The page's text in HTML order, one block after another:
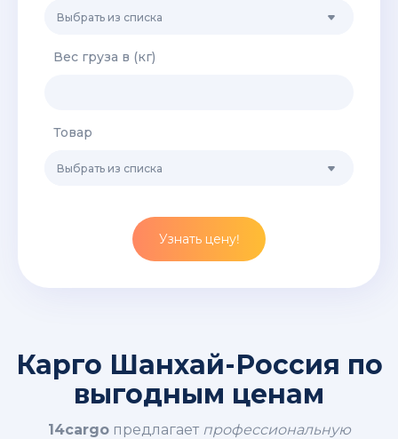
Выбрать из списка
Вес груза в (кг)
Товар
Выбрать из списка
Узнать цену!
Карго Шанхай-Россия по
выгодным ценам
14cargoпредлагает профессиональную